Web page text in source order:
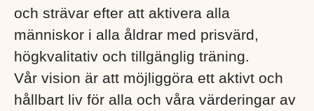
och strävar efter att aktivera alla
människor i alla åldrar med prisvärd,
högkvalitativ och tillgänglig träning.
Vår vision är att möjliggöra ett aktivt och
hållbart liv för alla och våra värderingar av